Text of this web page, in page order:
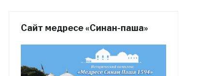
Сайт медресе «Синан-паша»